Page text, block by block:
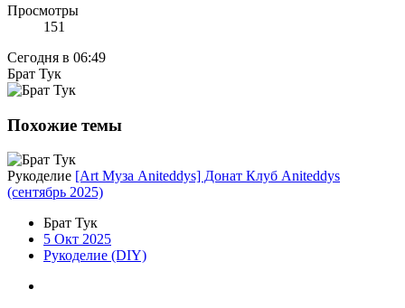
Просмотры
151
Сегодня в 06:49
Брат Тук
Похожие темы
Рукоделие [Art Муза Aniteddys] Донат Клуб Aniteddys
(сентябрь 2025)
Брат Тук
5 Окт 2025
Рукоделие (DIY)